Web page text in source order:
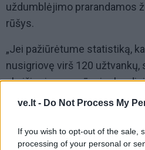
ve.lt - Do Not Process My
If you wish to opt-out of the sale,
processing of your personal or
uždumblėjimo prarandamos
rūšys.
„Jei pažiūrėtume statistiką,
nusigriovę virš 120 užtvankų,
skaičiuoja, prancūzai
užtvankų yra nugriovę.
hidroenergetikoje, nei